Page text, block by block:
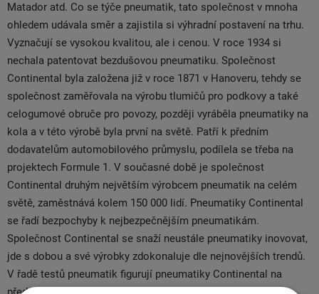
Matador atd. Co se týče pneumatik, tato společnost v mnoha
ohledem udávala směr a zajistila si výhradní postavení na trhu.
Vyznačují se vysokou kvalitou, ale i cenou. V roce 1934 si
nechala patentovat bezdušovou pneumatiku. Společnost
Continental byla založena již v roce 1871 v Hanoveru, tehdy se
společnost zaměřovala na výrobu tlumičů pro podkovy a také
celogumové obruče pro povozy, později vyráběla pneumatiky na
kola a v této výrobě byla první na světě. Patří k předním
dodavatelům automobilového průmyslu, podílela se třeba na
projektech Formule 1. V současné době je společnost
Continental druhým největším výrobcem pneumatik na celém
světě, zaměstnává kolem 150 000 lidí. Pneumatiky Continental
se řadí bezpochyby k nejbezpečnějším pneumatikám.
Společnost Continental se snaží neustále pneumatiky inovovat,
jde s dobou a své výrobky zdokonaluje dle nejnovějších trendů.
V řadě testů pneumatik figurují pneumatiky Continental na